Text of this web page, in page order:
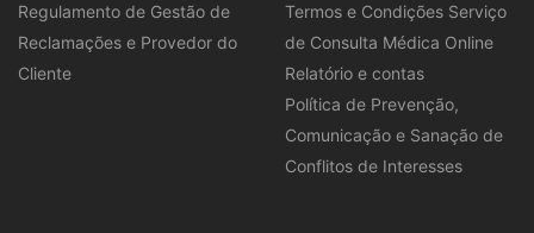
Regulamento de Gestão de
Reclamações e Provedor do
Cliente
Termos e Condições Serviço
de Consulta Médica Online
Relatório e contas
Política de Prevenção,
Comunicação e Sanação de
Conflitos de Interesses